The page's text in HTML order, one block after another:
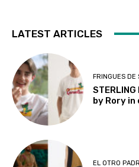
LATEST ARTICLES
FRINGUES DE
by Rory in
EL OTRO